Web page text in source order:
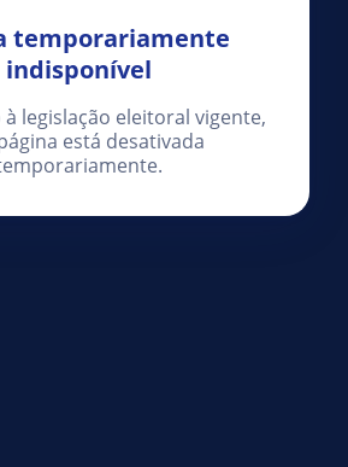
temporariamente
indisponível
legislação eleitoral vigente,
está desativada